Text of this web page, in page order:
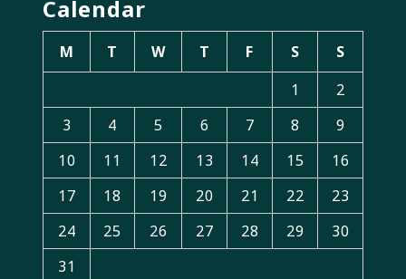
Calendar
M T W T F S
S
1
2
3
4 5 6 7 8
9
10
11 12 13 14 15
16
17
18 19 20 21 22
23
24
25 26 27 28 29
30
31